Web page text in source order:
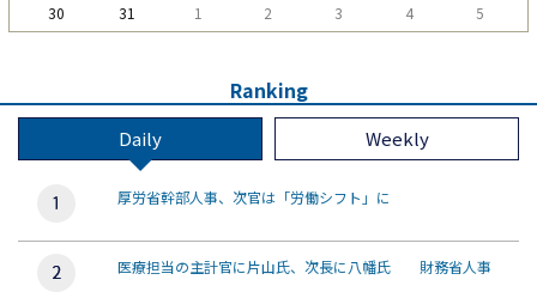
30
31 1 2 3 4 5
Ranking
Daily Weekly
厚労省幹部人事、次官は「労働シフト」に
医療担当の主計官に片山氏、次長に八幡氏 財務省人事